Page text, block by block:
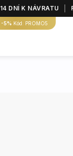
14 DNÍ K NÁVRATU
-5% Kód: PROMO5